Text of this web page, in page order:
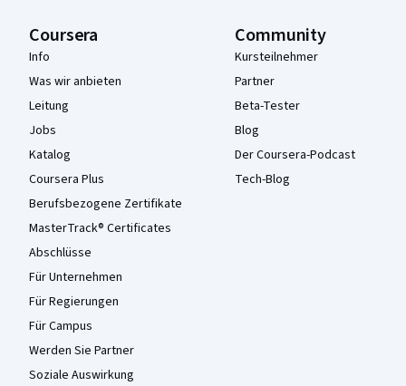
Coursera
Info
Was wir anbieten
Leitung
Jobs
Katalog
Coursera Plus
Berufsbezogene Zertifikate
MasterTrack® Certificates
Abschlüsse
Für Unternehmen
Für Regierungen
Für Campus
Werden Sie Partner
Soziale Auswirkung
Community
Kursteilnehmer
Partner
Beta-Tester
Blog
Der Coursera-Podcast
Tech-Blog